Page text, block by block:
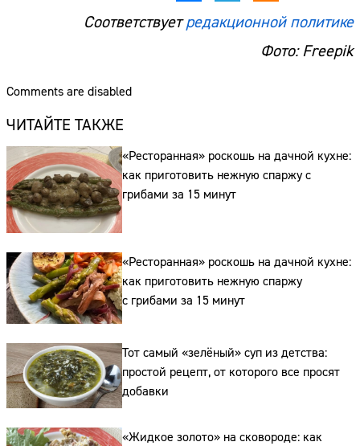
Соответствуетредакционной политике
Фото: Freepik
Comments are disabled
ЧИТАЙТЕ ТАКЖЕ
«Ресторанная» роскошь на дачной кухне:
как приготовить нежную спаржу с
грибами за 15 минут
«Ресторанная» роскошь на дачной кухне:
как приготовить нежную спаржу
с грибами за 15 минут
Тот самый «зелёный» суп из детства:
простой рецепт, от которого все просят
добавки
«Жидкое золото» на сковороде: как